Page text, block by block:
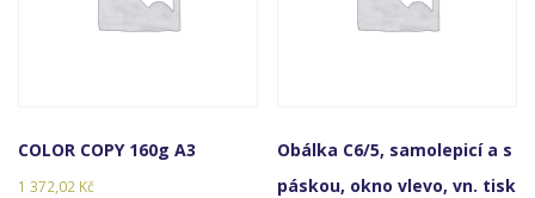
COLOR COPY 160g A3
1 372,02 Kč
Obálka C6/5, samolepicí a s
páskou, okno vlevo, vn. tisk